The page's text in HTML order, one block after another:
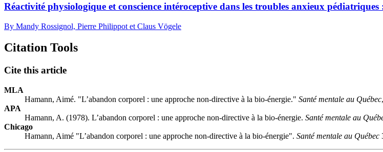
Réactivité physiologique et conscience intéroceptive dans les troubles anxieux
By Mandy Rossignol, Pierre Philippot et Claus Vögele
Citation Tools
Cite this article
MLA
Hamann, Aimé. "L’abandon corporel : une approche non-directive à la bio-énergie." Santé mentale au Québec
APA
Hamann, A. (1978). L’abandon corporel : une approche non-directive à la bio-énergie. Santé mentale au
Chicago
Hamann, Aimé "L’abandon corporel : une approche non-directive à la bio-énergie". Santé mentale au Québec